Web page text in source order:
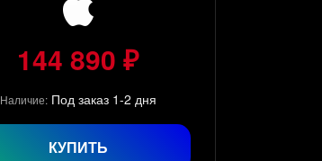
144 890 ₽
Наличие: Под заказ 1-2 дня
КУПИТЬ